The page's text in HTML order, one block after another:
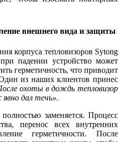
внешнего вида и защиты
корпуса тепловизоров Sytong
падении устройство может
герметичность, что приводит
из наших клиентов принес
охоты в дождь тепловизор
дал течь».
заменяется. Процесс
перенос всех внутренних
герметичности. После